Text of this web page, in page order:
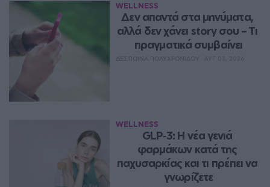
WELLNESS
Δεν απαντά στα μηνύματα,
αλλά δεν χάνει story σου – Τι
πραγματικά συμβαίνει
WELLNESS
GLP‑3: Η νέα γενιά
φαρμάκων κατά της
παχυσαρκίας και τι πρέπει να
γνωρίζετε